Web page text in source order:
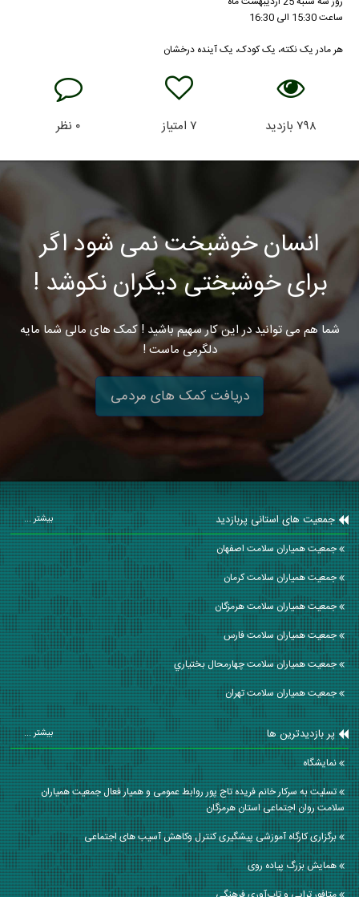
ساعت 15:30 الی 16:30
هر مادر یک نکته، یک کودک، یک آینده درخشان
۷۹۸ بازدید ۷ امتیاز ۰ نظر
انسان خوشبخت نمی شود اگر
برای خوشبختی دیگران نکوشد !
شما هم می توانید در این کار سهیم باشید ! کمک های مالی شما مایه
دلگرمی ماست !
دریافت کمک های مردمی
جمعیت های استانی پربازدید بیشتر ...
جمعیت همیاران سلامت اصفهان
جمعیت همیاران سلامت كرمان
جمعیت همیاران سلامت هرمزگان
جمعیت همیاران سلامت فارس
جمعیت همیاران سلامت چهارمحال بختياري
جمعیت همیاران سلامت تهران
پر بازدیدترین ها بیشتر ...
نمایشگاه
تسلیت به سرکار خانم فریده تاج پور روابط عمومی و همیار فعال جمعیت همیاران
سلامت روان اجتماعی استان هرمزگان
برگزاری کارگاه آموزشی پیشگیری کنترل وکاهش آسیب های اجتماعی
همایش بزرگ پیاده روی